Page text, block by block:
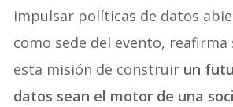
impulsar políticas de datos
como sede del evento, reafirma
esta misión de construir un
datos sean el motor de una